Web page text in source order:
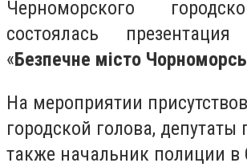
Черноморского
состоялась
«Безпечне місто
На мероприятии
городской голова, депутаты
также начальник полиции в